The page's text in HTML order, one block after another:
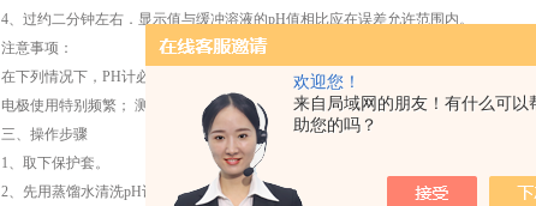
欢迎您！
来自局域网的朋友！有什么可以
助您的吗？
4、过约二分钟左右．显示值与缓冲溶液的pH值相比应在误差允许范围内。
注意事项：
在下列情况下，PH计必须重新校准： 校准后已使用（或放置）很长时间；
电极使用特别频繁； 测量精度要求比较高。
三、操作步骤
1、取下保护套。
2、先用蒸馏水清洗pH计的电极．并用滤纸将电极擦干。